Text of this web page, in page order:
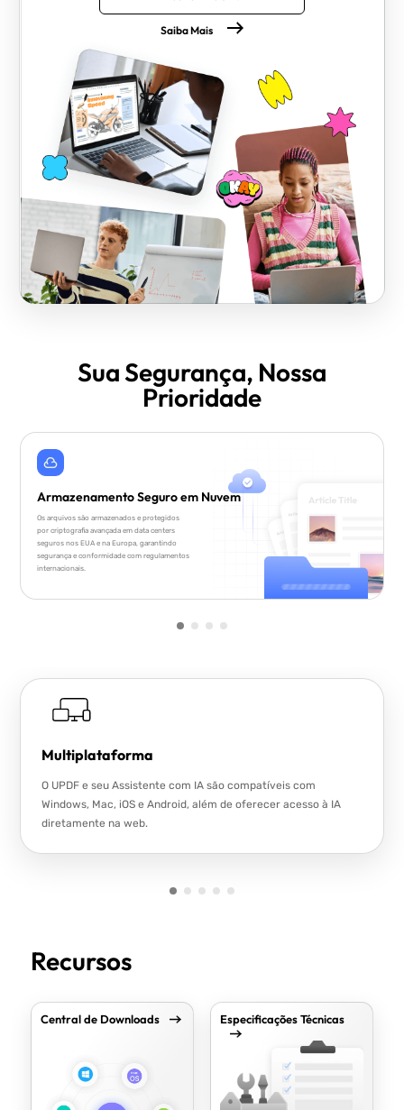
Saiba Mais
Sua Segurança, Nossa
Prioridade
Armazenamento Seguro em Nuvem
Os arquivos são armazenados e protegidos
por criptografia avançada em data centers
seguros nos EUA e na Europa, garantindo
segurança e conformidade com regulamentos
internacionais.
Multiplataforma
O UPDF e seu Assistente com IA são compatíveis com
Windows, Mac, iOS e Android, além de oferecer acesso à IA
diretamente na web.
Recursos